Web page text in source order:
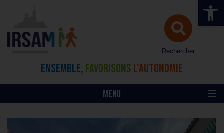
Ouvrir
Rechercher
ENSEMBLE, FAVORISONS L'AUTONOMIE
MENU